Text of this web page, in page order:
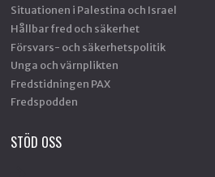
Situationen i Palestina och Israel
Hållbar fred och säkerhet
Försvars- och säkerhetspolitik
Unga och värnplikten
Fredstidningen PAX
Fredspodden
STÖD OSS